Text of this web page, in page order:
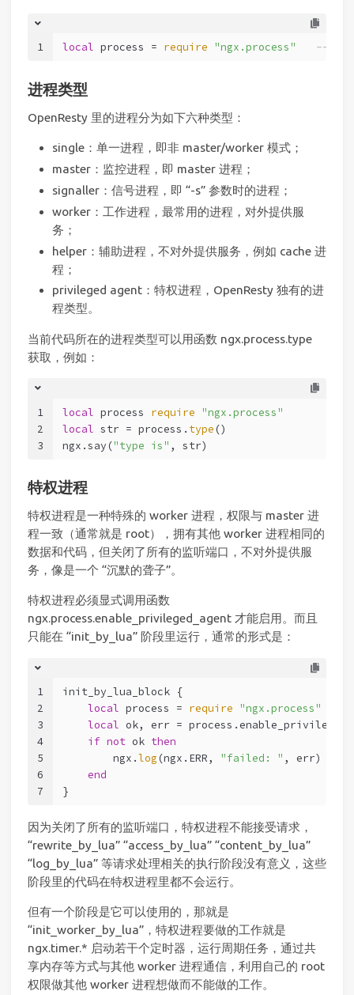
1 local process = require "ngx.process" -- 显
进程类型
OpenResty 里的进程分为如下六种类型：
single：单一进程，即非 master/worker 模式；
master：监控进程，即 master 进程；
signaller：信号进程，即 “-s” 参数时的进程；
worker：工作进程，最常用的进程，对外提供服
务；
helper：辅助进程，不对外提供服务，例如 cache 进
程；
privileged agent：特权进程，OpenResty 独有的进
程类型。
当前代码所在的进程类型可以用函数 ngx.process.type
获取，例如：
1
2
3
local process require "ngx.process"
local str = process. type ()
ngx.say("type is" , str)
特权进程
特权进程是一种特殊的 worker 进程，权限与 master 进
程一致（通常就是 root），拥有其他 worker 进程相同的
数据和代码，但关闭了所有的监听端口，不对外提供服
务，像是一个 “沉默的聋子”。
特权进程必须显式调用函数
ngx.process.enable_privileged_agent 才能启用。而且
只能在 “init_by_lua” 阶段里运行，通常的形式是：
1
2
3
4
5
6
7
init_by_lua_block {
local process = require "ngx.process"
local ok, err =
if not ok then
        ngx.
log (ngx.ERR, "failed: " , err)
end
}
因为关闭了所有的监听端口，特权进程不能接受请求，
“rewrite_by_lua” “access_by_lua” “content_by_lua”
“log_by_lua” 等请求处理相关的执行阶段没有意义，这些
阶段里的代码在特权进程里都不会运行。
但有一个阶段是它可以使用的，那就是
“init_worker_by_lua”，特权进程要做的工作就是
ngx.timer.* 启动若干个定时器，运行周期任务，通过共
享内存等方式与其他 worker 进程通信，利用自己的 root
权限做其他 worker 进程想做而不能做的工作。